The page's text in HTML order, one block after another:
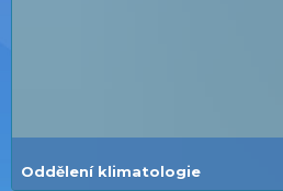
Oddělení klimatologie